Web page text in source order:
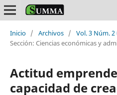
Inicio / Archivos / Vol. 3 Núm.
Sección: Ciencias económicas y
Actitud
capacidad de